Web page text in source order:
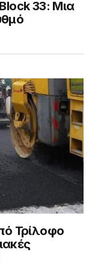
33: Μια
Τρίλοφο